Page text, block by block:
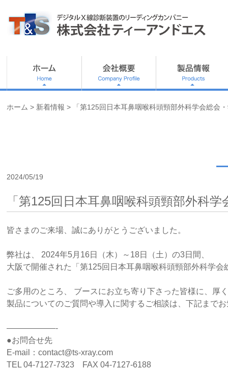
プ
ホーム > 新着情報 > 「第125回日本耳鼻咽喉科頭頸部外科学会総会
2024/05/19
「第125回日本耳鼻咽喉科頭頸部外科
皆さまのご来場、誠にありがとうございました。
弊社は、 2024年5月16日（木）～18日（土）の3日間、
大阪で開催された 「第125回日本耳鼻咽喉科頭頸部外科学
ご多用のところ、 ブースにお立ち寄り下さった皆様に、厚
製品についてのご質問や導入に関するご相談は、下記まで
——————-
●お問合せ先
E-mail：contact@ts-xray.com
TEL 04-7127-7323 FAX 04-7127-6188